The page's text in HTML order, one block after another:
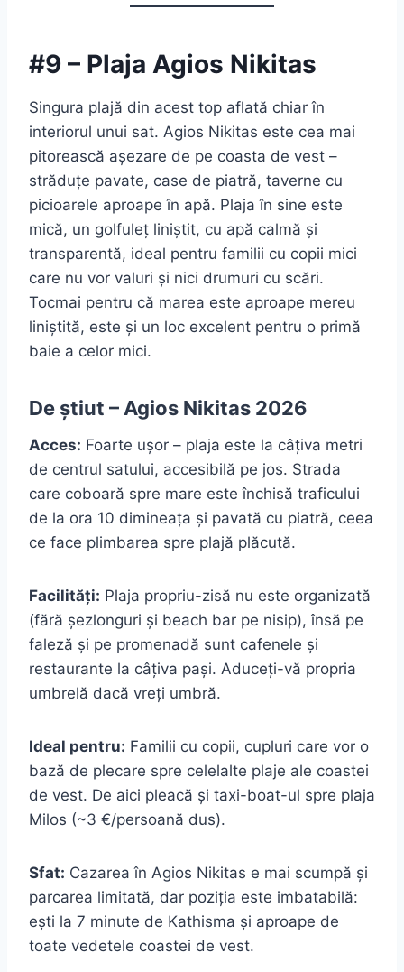
#9 – Plaja Agios Nikitas
Singura plajă din acest top aflată chiar în
interiorul unui sat. Agios Nikitas este cea mai
pitorească așezare de pe coasta de vest –
străduțe pavate, case de piatră, taverne cu
picioarele aproape în apă. Plaja în sine este
mică, un golfuleț liniștit, cu apă calmă și
transparentă, ideal pentru familii cu copii mici
care nu vor valuri și nici drumuri cu scări.
Tocmai pentru că marea este aproape mereu
liniștită, este și un loc excelent pentru o primă
baie a celor mici.
De știut – Agios Nikitas 2026
Acces: Foarte ușor – plaja este la câțiva metri
de centrul satului, accesibilă pe jos. Strada
care coboară spre mare este închisă traficului
de la ora 10 dimineața și pavată cu piatră, ceea
ce face plimbarea spre plajă plăcută.
Facilități: Plaja propriu-zisă nu este organizată
(fără șezlonguri și beach bar pe nisip), însă pe
faleză și pe promenadă sunt cafenele și
restaurante la câțiva pași. Aduceți-vă propria
umbrelă dacă vreți umbră.
Ideal pentru: Familii cu copii, cupluri care vor o
bază de plecare spre celelalte plaje ale coastei
de vest. De aici pleacă și taxi-boat-ul spre plaja
Milos (~3 €/persoană dus).
Sfat: Cazarea în Agios Nikitas e mai scumpă și
parcarea limitată, dar poziția este imbatabilă:
ești la 7 minute de Kathisma și aproape de
toate vedetele coastei de vest.